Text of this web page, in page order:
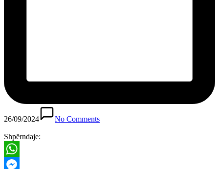
26/09/2024 No Comments
Shpërndaje:
WhatsApp